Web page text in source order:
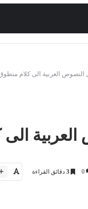
النصوص العربية الى كلام
0
3 دقائق القراءة